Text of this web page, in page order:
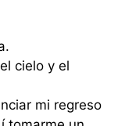
cielo y el
mi regreso